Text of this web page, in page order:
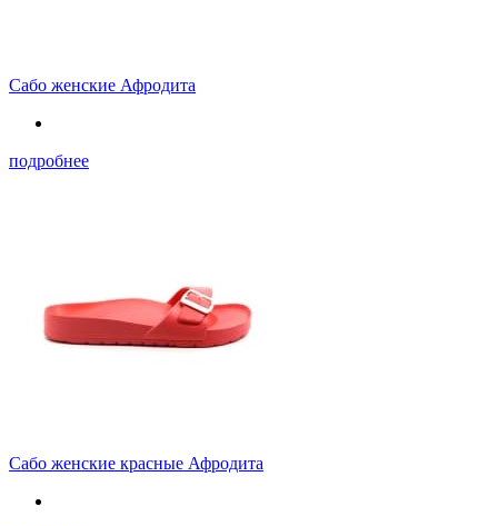
Сабо женские Афродита
подробнее
Сабо женские красные Афродита